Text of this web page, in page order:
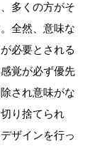
多くの方がそ
全然、意味な
必要とされる
覚が必ず優先
され意味がな
り捨てられ
ザインを行っ